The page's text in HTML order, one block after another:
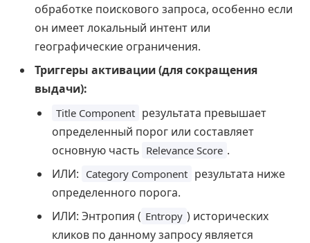
обработке поискового запроса, особенно если
он имеет локальный интент или
географические ограничения.
Триггеры активации (для сокращения
выдачи):
Title Component результата превышает
определенный порог или составляет
основную часть Relevance Score .
ИЛИ: Category Component результата ниже
определенного порога.
ИЛИ: Энтропия ( Entropy ) исторических
кликов по данному запросу является